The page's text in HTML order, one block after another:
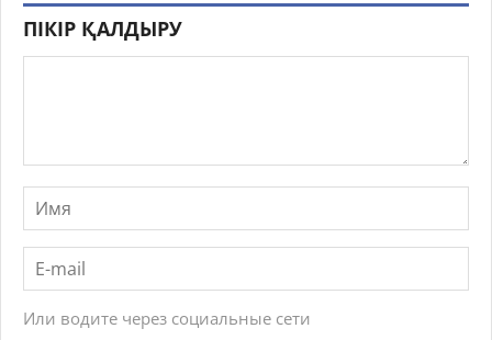
ПІКІР ҚАЛДЫРУ
Или водите через социальные сети